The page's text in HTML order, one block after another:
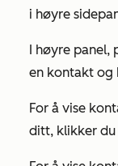
i høyre
I høyre panel,
en kontakt og
For å vise
ditt, klikker du